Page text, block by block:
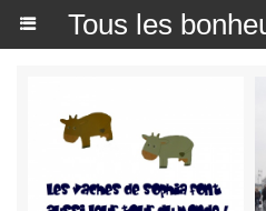
Tous les